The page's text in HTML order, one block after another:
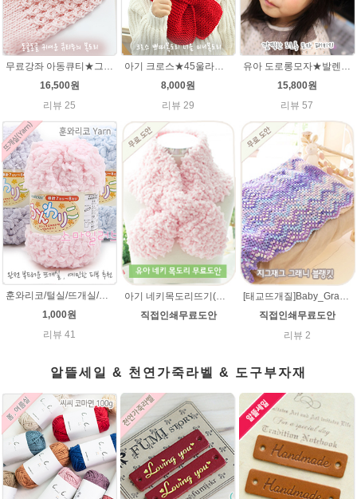
무료강좌 아동큐티★그레이스메리노울 뜨개실 유아목도리뜨기 뜨개질
16,500원
리뷰 25
아기 크로스★45울라인 목도리뜨기 쁘띠목도리 너음 미니목도리
8,000원
리뷰 29
유아 도로롱모자★발렌타인울 루피망고스타일 모자뜨개질
15,800원
리뷰 57
훈와리코/털실/뜨개실/뜨개질실/손뜨개실/목도리털실/뜨게실/뜨게질/손뜨개질실
1,000원
리뷰 41
직접인쇄무료도안
직접인쇄무료도안
리뷰 2
알뜰세일 & 천연가죽라벨 & 도구부자재